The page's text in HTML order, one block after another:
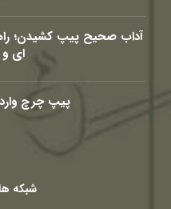
آداب صحیح پیپ کشیدن؛
ای
پیپ چرچ
شبکه